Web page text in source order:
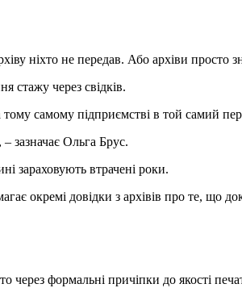
ніхто не передав. Або архіви
стажу через свідків.
самому підприємстві в той самий
зазначає Ольга Брус.
зараховують втрачені роки.
окремі довідки з архівів про те, що
через формальні причіпки до якості